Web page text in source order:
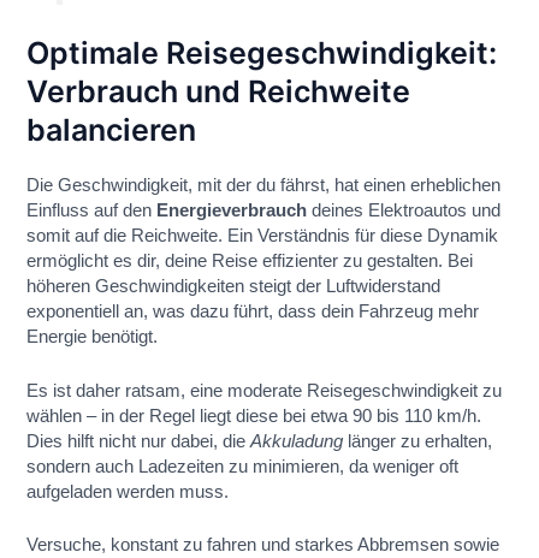
Optimale Reisegeschwindigkeit:
Verbrauch und Reichweite
balancieren
Die Geschwindigkeit, mit der du fährst, hat einen erheblichen
Einfluss auf den Energieverbrauch deines Elektroautos und
somit auf die Reichweite. Ein Verständnis für diese Dynamik
ermöglicht es dir, deine Reise effizienter zu gestalten. Bei
höheren Geschwindigkeiten steigt der Luftwiderstand
exponentiell an, was dazu führt, dass dein Fahrzeug mehr
Energie benötigt.
Es ist daher ratsam, eine moderate Reisegeschwindigkeit zu
wählen – in der Regel liegt diese bei etwa 90 bis 110 km/h.
Dies hilft nicht nur dabei, dieAkkuladung länger zu erhalten,
sondern auch Ladezeiten zu minimieren, da weniger oft
aufgeladen werden muss.
Versuche, konstant zu fahren und starkes Abbremsen sowie